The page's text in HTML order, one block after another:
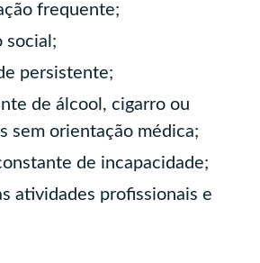
frequente;
social;
persistente;
de álcool, cigarro ou
sem orientação médica;
de incapacidade;
atividades profissionais e